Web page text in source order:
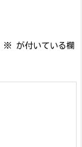
※ が付いている欄